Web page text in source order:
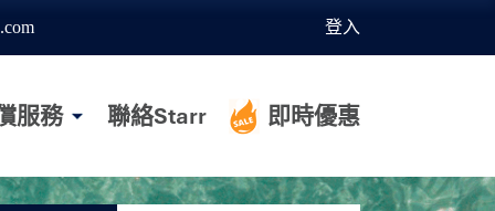
登入
服務 聯絡Starr 即時優惠